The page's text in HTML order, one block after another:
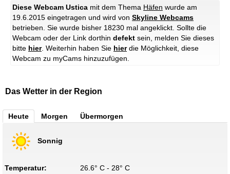
Diese Webcam Ustica mit dem Thema Häfen wurde am
19.6.2015 eingetragen und wird von Skyline Webcams
betrieben. Sie wurde bisher 18230 mal angeklickt. Sollte die
Webcam oder der Link dorthin defekt sein, melden Sie dieses
bitte hier. Weiterhin haben Sie hierdie Möglichkeit, diese
Webcam zu myCams hinzuzufügen.
Das Wetter in der Region
Heute Morgen Übermorgen
Sonnig
Temperatur:
26.6° C - 28° C